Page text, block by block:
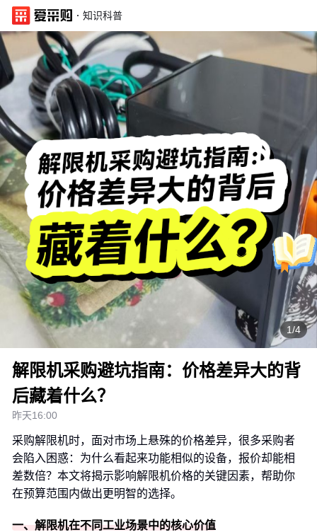
· 知识科普
1/4
解限机采购避坑指南：价格差异大的背
后藏着什么？
昨天16:00
采购解限机时，面对市场上悬殊的价格差异，很多采购者
会陷入困惑：为什么看起来功能相似的设备，报价却能相
差数倍？本文将揭示影响解限机价格的关键因素，帮助你
在预算范围内做出更明智的选择。
一、解限机在不同工业场景中的核心价值